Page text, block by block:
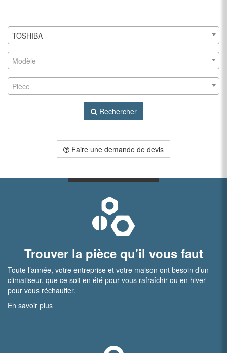
TOSHIBA
Modèle
Pièce
Rechercher
Faire une demande de devis
Trouver la pièce qu'il vous faut
Toute l’année, votre entreprise et votre maison ont besoin d’un
climatiseur, que ce soit en été pour vous rafraîchir ou en hiver
pour vous réchauffer.
En savoir plus